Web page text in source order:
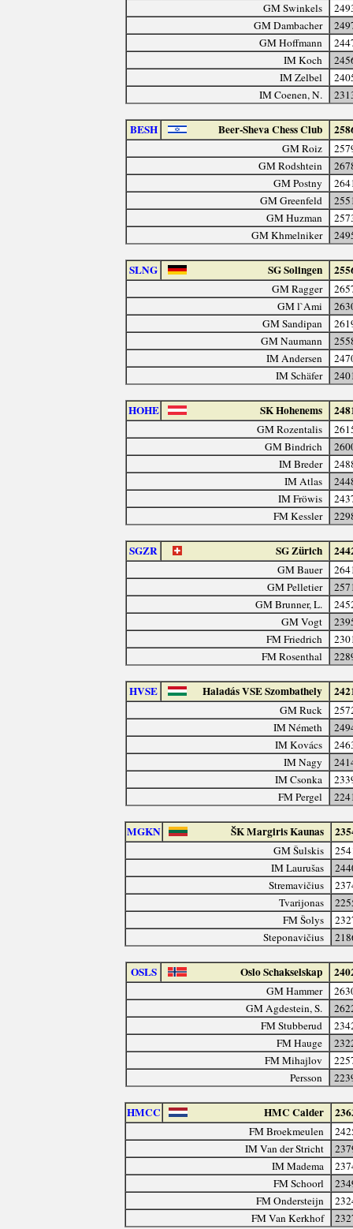
GM Swinkels
GM Dambacher
GM Hoffmann
IM Koch
IM Zelbel
IM Coenen, N.
BESH Beer-Sheva Chess Club
GM Roiz
GM Rodshtein
GM Postny
GM Greenfeld
GM Huzman
GM Khmelniker
SLNG SG Solingen
GM Ragger
GM l`Ami
GM Sandipan
GM Naumann
IM Andersen
IM Schäfer
HOHE SK Hohenems
GM Rozentalis
GM Bindrich
IM Breder
IM Atlas
IM Fröwis
FM Kessler
SGZR SG Zürich
GM Bauer
GM Pelletier
GM Brunner, L.
GM Vogt
FM Friedrich
FM Rosenthal
HVSE Haladás VSE Szombathely
GM Ruck
IM Németh
IM Kovács
IM Nagy
IM Csonka
FM Pergel
MGKN ŠK Margiris Kaunas
GM Šulskis
IM Laurušas
Stremavičius
Tvarijonas
FM Šolys
Steponavičius
OSLS Oslo Schakselskap
GM Hammer
GM Agdestein, S.
FM Stubberud
FM Hauge
FM Mihajlov
Persson
HMCC HMC Calder
FM Broekmeulen
IM Van der Stricht
IM Madema
FM Schoorl
FM Ondersteijn
FM Van Kerkhof